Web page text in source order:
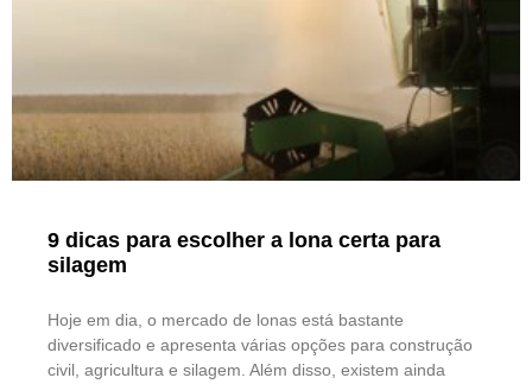
9 dicas para escolher a lona certa para
silagem
Hoje em dia, o mercado de lonas está bastante
diversificado e apresenta várias opções para construção
civil, agricultura e silagem. Além disso, existem ainda